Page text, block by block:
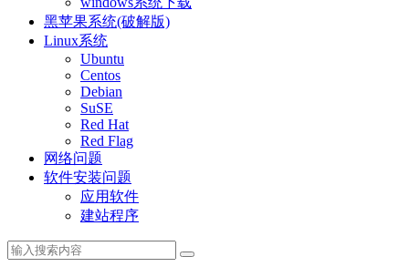
黑苹果系统(破解版)
Linux系统
Ubuntu
Centos
Debian
SuSE
Red Hat
Red Flag
网络问题
软件安装问题
应用软件
建站程序